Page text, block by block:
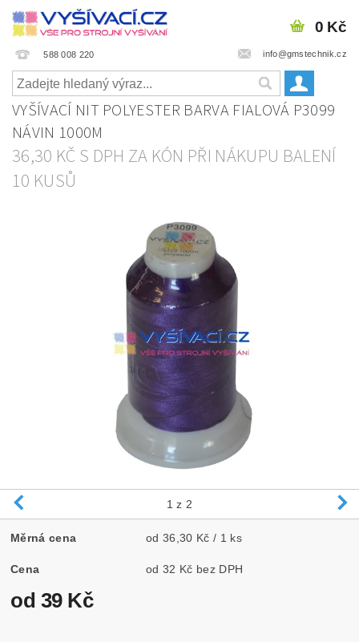
588 008 220 info@gmstechnik.cz
0 Kč
VYŠÍVACÍ NIT POLYESTER BARVA FIALOVÁ P3099
NÁVIN 1000M
36,30 KČ S DPH ZA KÓN PŘI NÁKUPU BALENÍ
10 KUSŮ
1 z 2
Měrná cena od 36,30 Kč / 1 ks
Cena od 32 Kč bez DPH
od 39 Kč